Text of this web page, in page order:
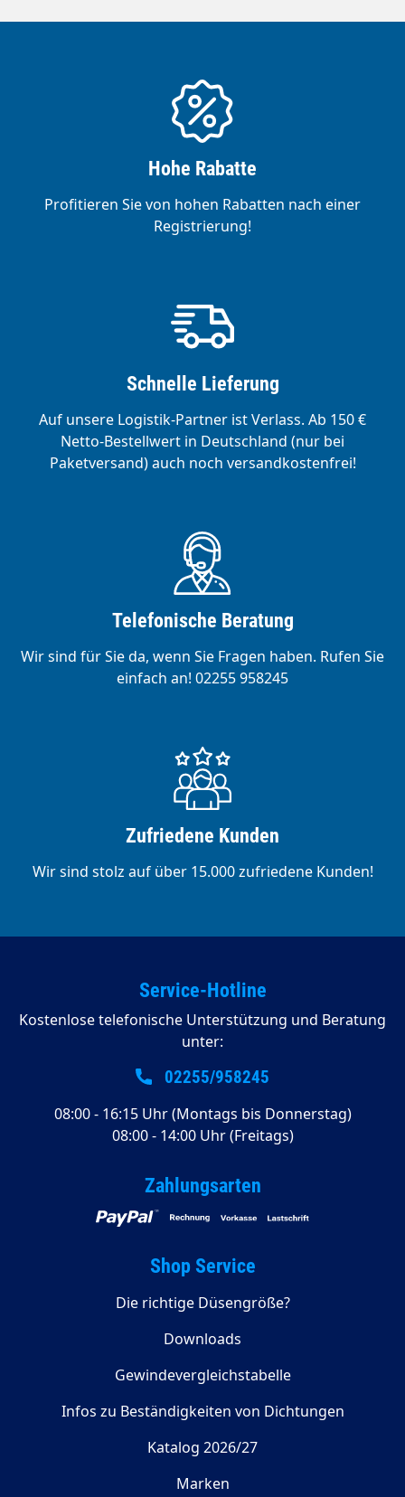
Hohe Rabatte
Profitieren Sie von hohen Rabatten nach einer
Registrierung!
Schnelle Lieferung
Auf unsere Logistik-Partner ist Verlass. Ab 150 €
Netto-Bestellwert in Deutschland (nur bei
Paketversand) auch noch versandkostenfrei!
Telefonische Beratung
Wir sind für Sie da, wenn Sie Fragen haben. Rufen Sie
einfach an! 02255 958245
Zufriedene Kunden
Wir sind stolz auf über 15.000 zufriedene Kunden!
Service-Hotline
Kostenlose telefonische Unterstützung und Beratung
unter:
02255/958245
08:00 - 16:15 Uhr (Montags bis Donnerstag)
08:00 - 14:00 Uhr (Freitags)
Zahlungsarten
Shop Service
Die richtige Düsengröße?
Downloads
Gewindevergleichstabelle
Infos zu Beständigkeiten von Dichtungen
Katalog 2026/27
Marken